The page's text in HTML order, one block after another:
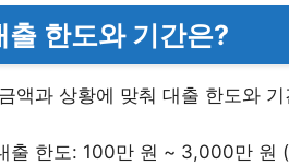
출 한도와 기간은?
액과 상황에 맞춰 대출 한도와
출 한도: 100만 원 ~ 3,000만 원